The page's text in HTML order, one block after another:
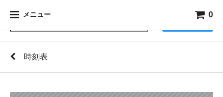
メニュー 0
時刻表